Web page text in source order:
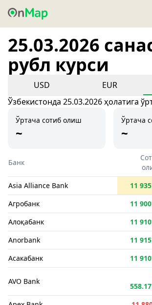
25.03.2026
рубл курси
USD EUR
Ўзбекистонда 25.03.2026 ҳолатига
Ўртача сотиб олиш
~
Ўртача
~
Банк
Asia Alliance Bank 11 935
Агробанк 11 900
Алоқабанк 11 910
Anorbank 11 915
Асакабанк 11 910
AVO Bank
558.17